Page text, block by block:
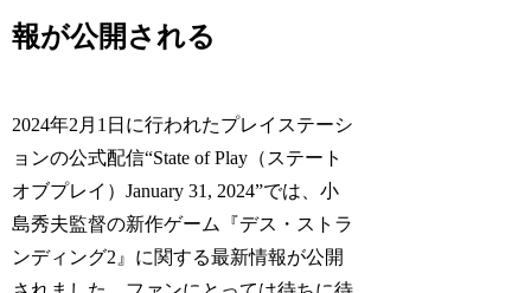
報が公開される
2024年2月1日に行われたプレイステーシ
ョンの公式配信“State of Play（ステート
オブプレイ）January 31, 2024”では、小
島秀夫監督の新作ゲーム『デス・ストラ
ンディング2』に関する最新情報が公開